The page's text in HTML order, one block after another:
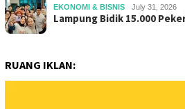
EKONOMI & BISNIS July 31, 2026
Lampung Bidik 15.000
RUANG IKLAN: